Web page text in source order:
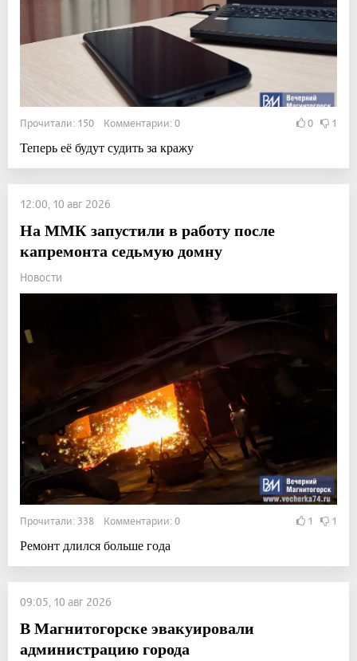
Прочитали: 150 Комментарии: 0 0 1
Теперь её будут судить за кражу
12:00, 10 авг 2026
На ММК запустили в работу после
капремонта седьмую домну
Новости
Прочитали: 338 Комментарии: 0 1 1
Ремонт длился больше года
09:05, 10 авг 2026
В Магнитогорске эвакуировали
администрацию города